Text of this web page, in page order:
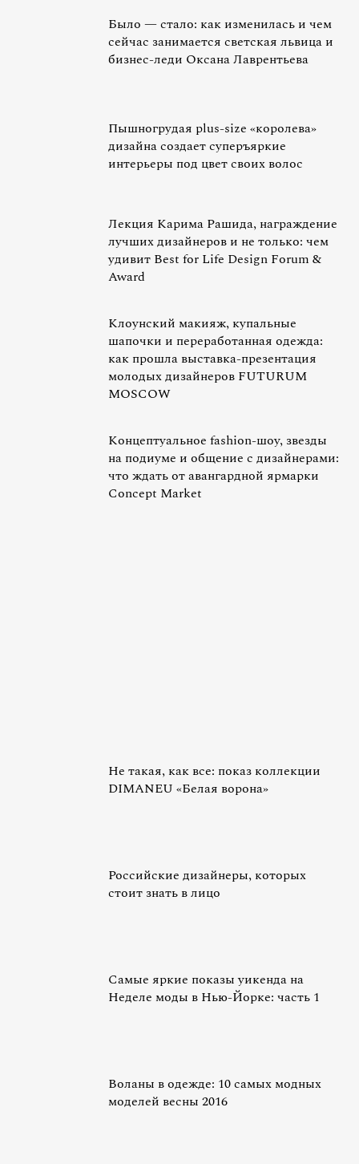
Было — стало: как изменилась и чем
сейчас занимается светская львица и
бизнес-леди Оксана Лаврентьева
Пышногрудая plus-size «королева»
дизайна создает суперъяркие
интерьеры под цвет своих волос
Лекция Карима Рашида, награждение
лучших дизайнеров и не только: чем
удивит Best for Life Design Forum &
Award
Клоунский макияж, купальные
шапочки и переработанная одежда:
как прошла выставка-презентация
молодых дизайнеров FUTURUM
MOSCOW
Концептуальное fashion-шоу, звезды
на подиуме и общение с дизайнерами:
что ждать от авангардной ярмарки
Concept Market
Не такая, как все: показ коллекции
DIMANEU «Белая ворона»
Российские дизайнеры, которых
стоит знать в лицо
Самые яркие показы уикенда на
Неделе моды в Нью-Йорке: часть 1
Воланы в одежде: 10 самых модных
моделей весны 2016